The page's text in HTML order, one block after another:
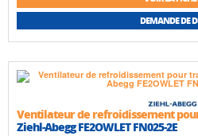
DEMANDE DE
Ventilateur de refroidissement
Ziehl-Abegg FE2OWLET FN025-2E